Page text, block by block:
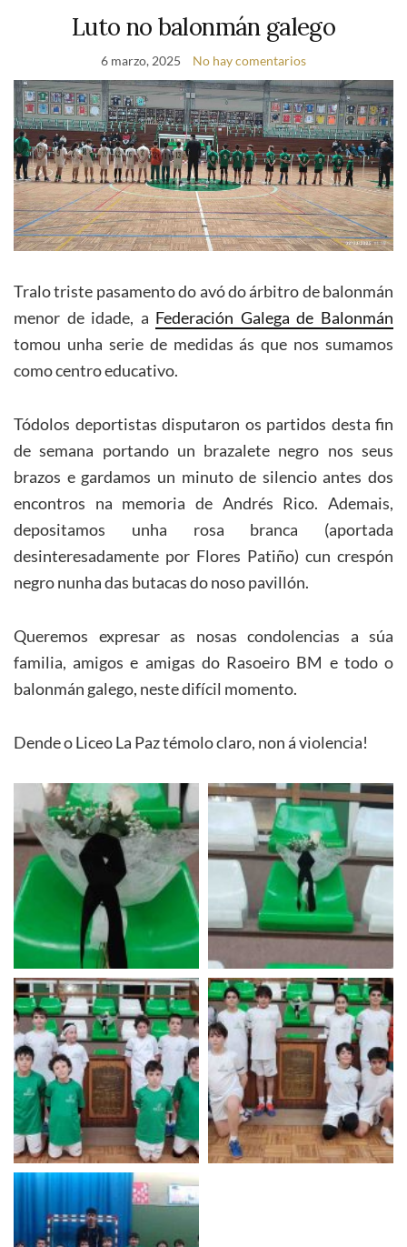
Luto no balonmán galego
6 marzo, 2025 No hay comentarios
Tralo triste pasamento do avó do árbitro de balonmán
menor de idade, a Federación Galega de Balonmán
tomou unha serie de medidas ás que nos sumamos
como centro educativo.
Tódolos deportistas disputaron os partidos desta fin
de semana portando un brazalete negro nos seus
brazos e gardamos un minuto de silencio antes dos
encontros na memoria de Andrés Rico. Ademais,
depositamos unha rosa branca (aportada
desinteresadamente por Flores Patiño) cun crespón
negro nunha das butacas do noso pavillón.
Queremos expresar as nosas condolencias a súa
familia, amigos e amigas do Rasoeiro BM e todo o
balonmán galego, neste difícil momento.
Dende o Liceo La Paz témolo claro, non á violencia!